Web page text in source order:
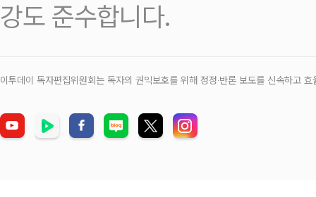
강도 준수합니다.
이투데이 독자편집위원회는 독자의 권익보호를 위해 정정‧반론 보도를 신속하고